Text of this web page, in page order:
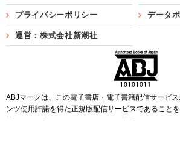
プライバシーポリシー データ
運営：株式会社新潮社
ABJマークは、この電子書店・電子書籍配信サービ
ンツ使用許諾を得た正規版配信サービスであること